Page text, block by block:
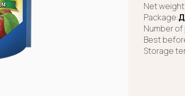
Net
Package:
Number
Best
Storage